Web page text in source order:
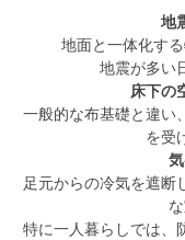
地
地面と一体化す
地震が多い
床下の
一般的な布基礎と違い
を受
足元からの冷気を遮断
特に一人暮らしでは、